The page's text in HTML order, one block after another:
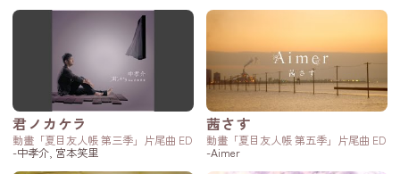
君ノカケラ
動畫「夏目友人帳 第三季」片尾曲 ED
-中孝介, 宮本笑里
茜さす
動畫「夏目友人帳 第五季」片尾曲 ED
-Aimer